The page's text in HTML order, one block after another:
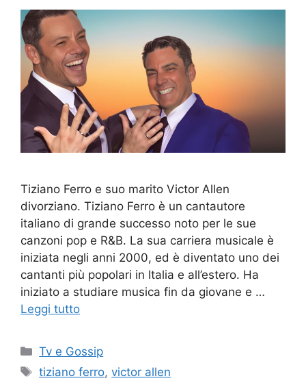
Tiziano Ferro e suo marito Victor Allen
divorziano. Tiziano Ferro è un cantautore
italiano di grande successo noto per le sue
canzoni pop e R&B. La sua carriera musicale è
iniziata negli anni 2000, ed è diventato uno dei
cantanti più popolari in Italia e all’estero. Ha
iniziato a studiare musica fin da giovane e …
Leggi tutto
Categorie
Tv e Gossip
Tag
tiziano ferro,victor allen